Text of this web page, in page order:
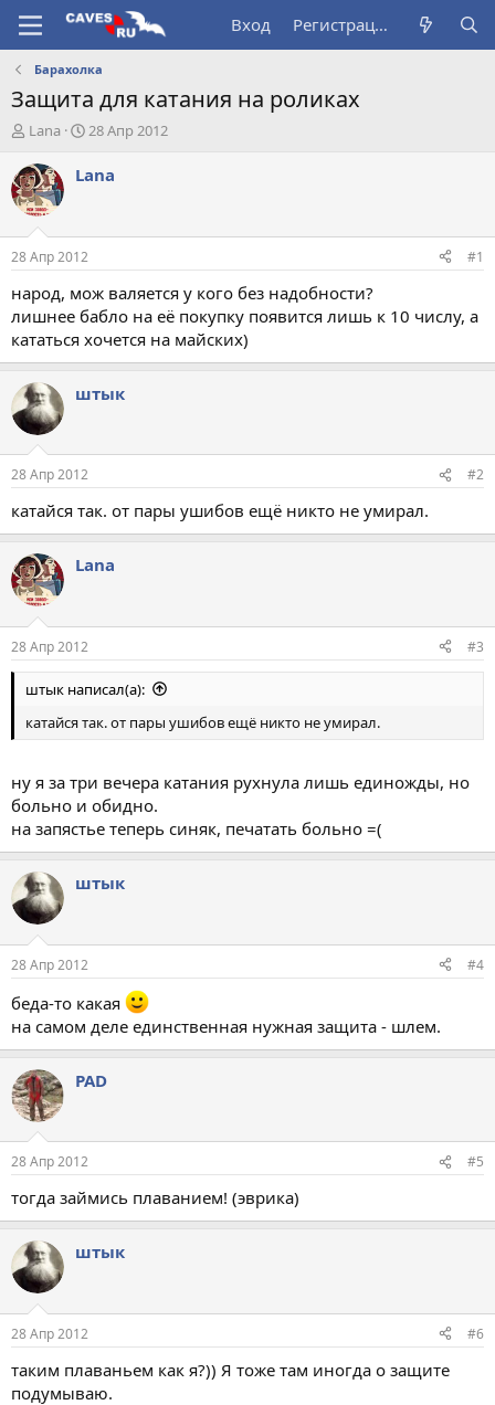
Вход Регистрация
Барахолка
Защита для катания на роликах
А
т
о
р
т
е
м
ы
Lana
Д
т
а
л
а
28 Апр 2012
Lana
28 Апр 2012 #1
народ, мож валяется у кого без надобности?
лишнее бабло на её покупку появится лишь к 10 числу, а
кататься хочется на майских)
штык
28 Апр 2012 #2
катайся так. от пары ушибов ещё никто не умирал.
Lana
28 Апр 2012 #3
штык написал(а):
катайся так. от пары ушибов ещё никто не умирал.
ну я за три вечера катания рухнула лишь единожды, но
больно и обидно.
на запястье теперь синяк, печатать больно =(
штык
28 Апр 2012 #4
беда-то какая
на самом деле единственная нужная защита - шлем.
PAD
28 Апр 2012 #5
тогда займись плаванием! (эврика)
штык
28 Апр 2012 #6
таким плаваньем как я?)) Я тоже там иногда о защите
подумываю.